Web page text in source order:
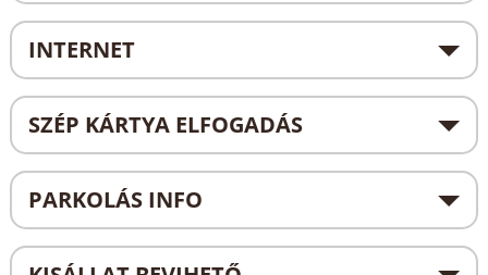
INTERNET
SZÉP KÁRTYA ELFOGADÁS
PARKOLÁS INFO